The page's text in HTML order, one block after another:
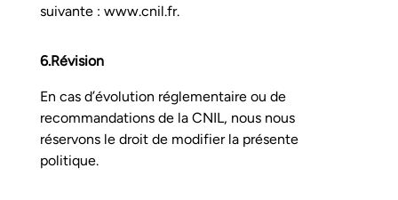
suivante : www.cnil.fr.
6.Révision
En cas d’évolution réglementaire ou de
recommandations de la CNIL, nous nous
réservons le droit de modifier la présente
politique.